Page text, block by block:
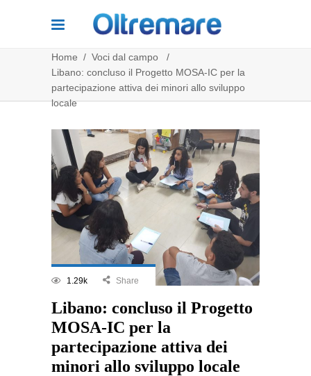
Home / Voci dal campo
/
Libano: concluso il Progetto MOSA-IC per la
partecipazione attiva dei minori allo sviluppo
locale
1.29k Share
Libano: concluso il Progetto
MOSA-IC per la
partecipazione attiva dei
minori allo sviluppo locale